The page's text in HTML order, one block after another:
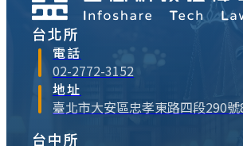
台北所
電話
02-2772-3152
地址
臺北市大安區忠孝東路四段290
台中所